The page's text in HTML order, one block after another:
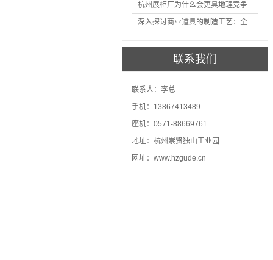
杭州展柜厂为什么会更具地理竞争优势？
深入探讨商业道具的制造工艺：全面分析从设计到维护的各个环节。
联系我们
联系人：李总
手机：13867413489
座机：0571-88669761
地址：杭州崇贤独山工业园
网址：www.hzgude.cn